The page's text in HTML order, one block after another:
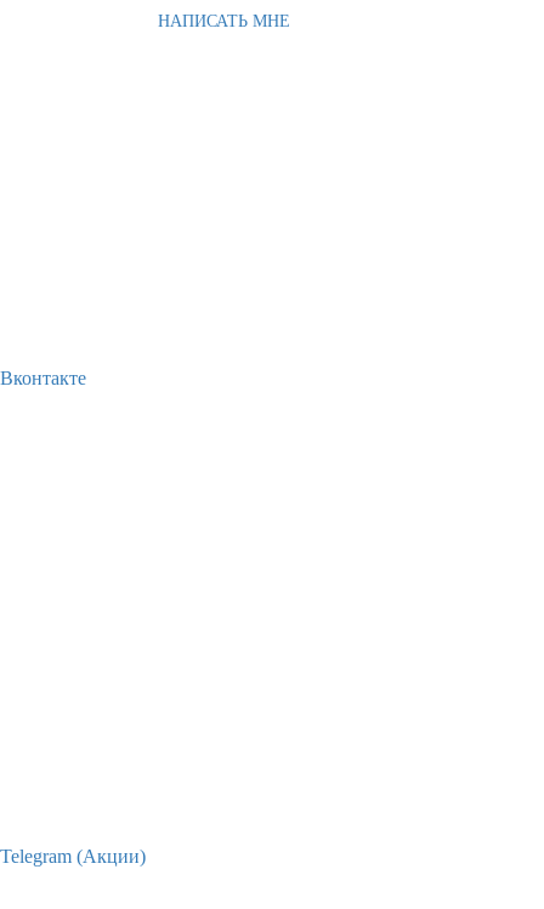
НАПИСАТЬ МНЕ
Вконтакте
Telegram (Акции)